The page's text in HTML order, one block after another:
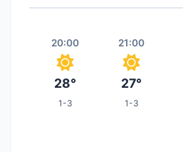
20:00
28°
1-3
21:00
27°
1-3